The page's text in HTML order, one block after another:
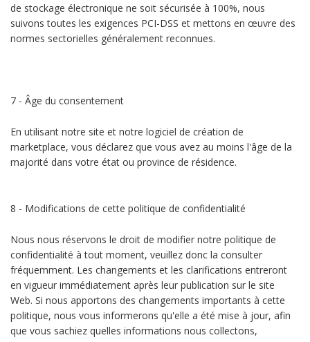
de stockage électronique ne soit sécurisée à 100%, nous
suivons toutes les exigences PCI-DSS et mettons en œuvre des
normes sectorielles généralement reconnues.
7 - Âge du consentement
En utilisant notre site et notre logiciel de création de
marketplace, vous déclarez que vous avez au moins l'âge de la
majorité dans votre état ou province de résidence.
8 - Modifications de cette politique de confidentialité
Nous nous réservons le droit de modifier notre politique de
confidentialité à tout moment, veuillez donc la consulter
fréquemment. Les changements et les clarifications entreront
en vigueur immédiatement après leur publication sur le site
Web. Si nous apportons des changements importants à cette
politique, nous vous informerons qu'elle a été mise à jour, afin
que vous sachiez quelles informations nous collectons,